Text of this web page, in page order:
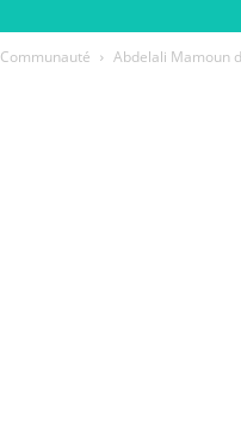
Communauté Abdelali Mamoun